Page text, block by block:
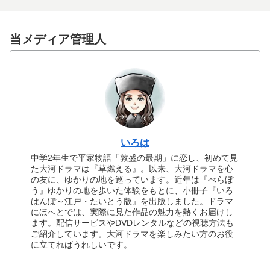
当メディア管理人
いろは
中学2年生で平家物語「敦盛の最期」に恋し、初めて見
た大河ドラマは『草燃える』。以来、大河ドラマを心
の友に、ゆかりの地を巡っています。近年は『べらぼ
う』ゆかりの地を歩いた体験をもとに、小冊子『いろ
はんぽ～江戸・たいとう版』を出版しました。ドラマ
にほへとでは、実際に見た作品の魅力を熱くお届けし
ます。配信サービスやDVDレンタルなどの視聴方法も
ご紹介しています。大河ドラマを楽しみたい方のお役
に立てればうれしいです。